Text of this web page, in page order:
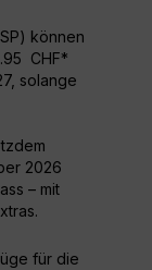
können
CHF*
solange
2026
– mit
für die